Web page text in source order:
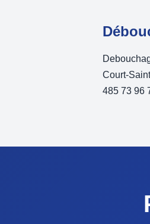
Court-
485 73 96